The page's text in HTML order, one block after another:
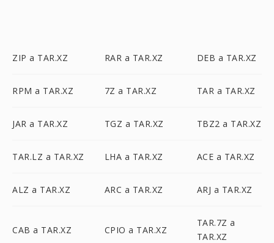
ZIP a TAR.XZ RAR a TAR.XZ DEB a TAR.XZ
RPM a TAR.XZ 7Z a TAR.XZ TAR a TAR.XZ
JAR a TAR.XZ TGZ a TAR.XZ TBZ2 a TAR.XZ
TAR.LZ a TAR.XZ LHA a TAR.XZ ACE a TAR.XZ
ALZ a TAR.XZ ARC a TAR.XZ ARJ a TAR.XZ
CAB a TAR.XZ CPIO a TAR.XZ
TAR.7Z a
TAR.XZ